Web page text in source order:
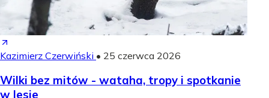
Kazimierz Czerwiński • 25 czerwca 2026
Wilki bez mitów - wataha, tropy i spotkanie
w lesie